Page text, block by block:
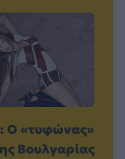
O «τυφώνας»
Βουλγαρίας